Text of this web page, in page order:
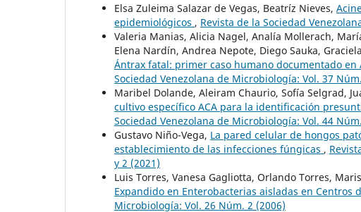
Elsa Zuleima Salazar de Vegas, Beatríz Nieves,
epidemiológicos , Revista de la Sociedad
Valeria Manias, Alicia Nagel, Analía Mollerach,
Elena Nardín, Andrea Nepote, Diego Sauka,
Ántrax fatal: primer caso humano documentado
Sociedad Venezolana de Microbiología: Vol. 37
Maribel Dolande, Aleiram Chaurio, Sofía Selgrad,
cultivo específico ACA para la identificación
Sociedad Venezolana de Microbiología: Vol. 44
Gustavo Niño-Vega, La pared celular de hongos
establecimiento de las infecciones fúngicas ,
y 2 (2021)
Luis Torres, Vanesa Gagliotta, Orlando Torres,
Expandido en Enterobacterias aisladas en Centros
Microbiología: Vol. 26 Núm. 2 (2006)